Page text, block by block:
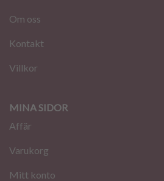
Om oss
Kontakt
Villkor
MINA SIDOR
Affär
Varukorg
Mitt konto